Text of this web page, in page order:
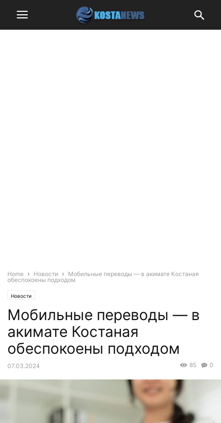
Home Новости
Мобильные переводы — в акимате Костаная
обеспокоены подходом
Новости
Мобильные переводы — в
акимате Костаная
обеспокоены подходом
07.03.2024 0
85